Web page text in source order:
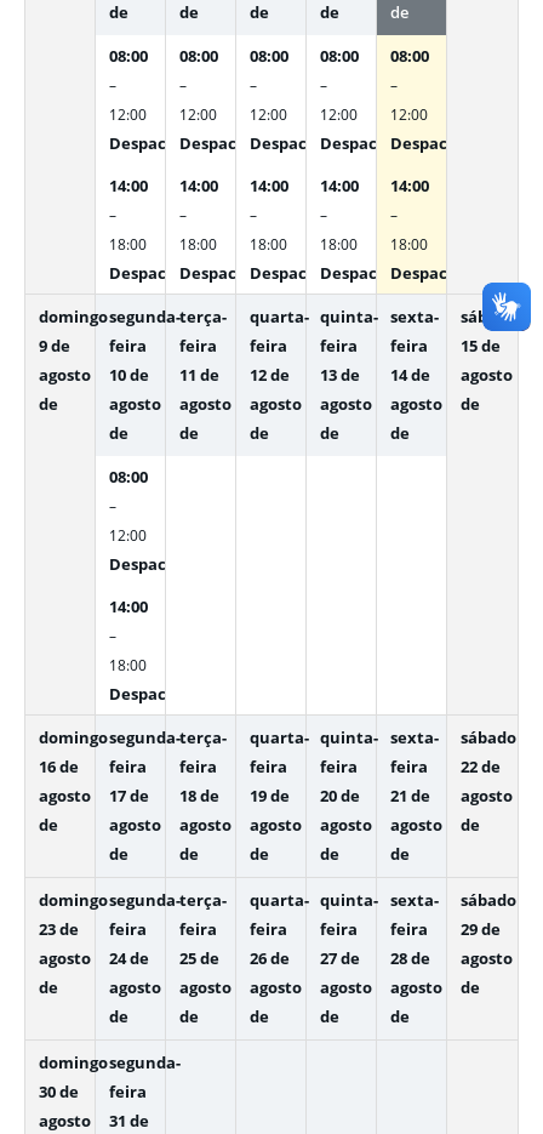
de
08:00
–
12:00
Despachos Internos
14:00
–
18:00
Despachos Internos
de
08:00
–
12:00
Despachos Internos
14:00
–
18:00
Despachos Internos
de
08:00
–
12:00
Despachos Internos
14:00
–
18:00
Despachos Internos
de
08:00
–
12:00
Despachos Internos
14:00
–
18:00
Despachos Internos
de
08:00
–
12:00
Despachos
14:00
–
18:00
Despachos
domingo
9 de
agosto
de
segunda-
feira
10 de
agosto
de
08:00
–
12:00
Despachos Internos
14:00
–
18:00
Despachos Internos
terça-
feira
11 de
agosto
de
quarta-
feira
12 de
agosto
de
quinta-
feira
13 de
agosto
de
sexta-
feira
14 de
agosto
de
sábado
15 de
agosto
de
domingo
16 de
agosto
de
segunda-
feira
17 de
agosto
de
terça-
feira
18 de
agosto
de
quarta-
feira
19 de
agosto
de
quinta-
feira
20 de
agosto
de
sexta-
feira
21 de
agosto
de
sábado
22 de
agosto
de
domingo
23 de
agosto
de
segunda-
feira
24 de
agosto
de
terça-
feira
25 de
agosto
de
quarta-
feira
26 de
agosto
de
quinta-
feira
27 de
agosto
de
sexta-
feira
28 de
agosto
de
sábado
29 de
agosto
de
domingo
30 de
agosto
segunda-
feira
31 de